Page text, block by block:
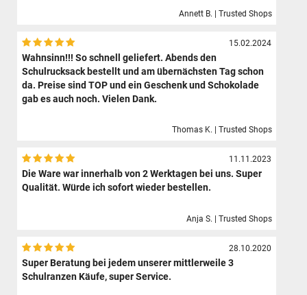
Annett B. | Trusted Shops
15.02.2024
Wahnsinn!!! So schnell geliefert. Abends den
Schulrucksack bestellt und am übernächsten Tag schon
da. Preise sind TOP und ein Geschenk und Schokolade
gab es auch noch. Vielen Dank.
Thomas K. | Trusted Shops
11.11.2023
Die Ware war innerhalb von 2 Werktagen bei uns. Super
Qualität. Würde ich sofort wieder bestellen.
Anja S. | Trusted Shops
28.10.2020
Super Beratung bei jedem unserer mittlerweile 3
Schulranzen Käufe, super Service.